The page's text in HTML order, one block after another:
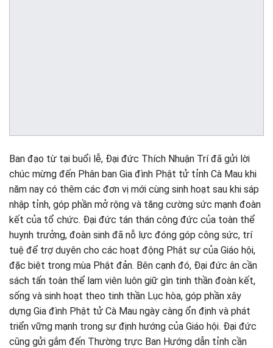
Ban đạo từ tại buổi lễ, Đại đức Thích Nhuận Trí đã gửi lời
chúc mừng đến Phân ban Gia đình Phật tử tỉnh Cà Mau khi
năm nay có thêm các đơn vị mới cùng sinh hoạt sau khi sáp
nhập tỉnh, góp phần mở rộng và tăng cường sức mạnh đoàn
kết của tổ chức. Đại đức tán thán công đức của toàn thể
huynh trưởng, đoàn sinh đã nỗ lực đóng góp công sức, trí
tuệ để trợ duyên cho các hoạt động Phật sự của Giáo hội,
đặc biệt trong mùa Phật đản. Bên cạnh đó, Đại đức ân cần
sách tấn toàn thể lam viên luôn giữ gìn tinh thần đoàn kết,
sống và sinh hoạt theo tinh thần Lục hòa, góp phần xây
dựng Gia đình Phật tử Cà Mau ngày càng ổn định và phát
triển vững mạnh trong sự định hướng của Giáo hội. Đại đức
cũng gửi gắm đến Thường trực Ban Hướng dẫn tỉnh cần